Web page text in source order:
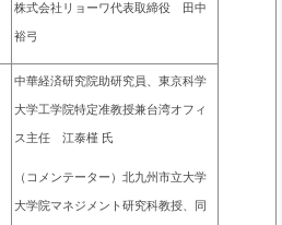
株式会社リョーワ代表取締役 田中
裕弓
中華経済研究院助研究員、東京科学
大学工学院特定准教授兼台湾オフィ
ス主任 江泰槿 氏
（コメンテーター） 北九州市立大学
大学院マネジメント研究科教授、同